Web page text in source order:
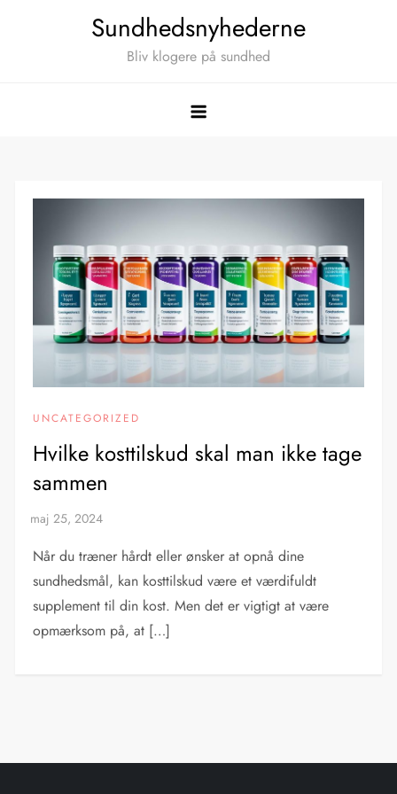
Sundhedsnyhederne
Bliv klogere på sundhed
UNCATEGORIZED
Hvilke kosttilskud skal man ikke tage
sammen
Når du træner hårdt eller ønsker at opnå dine
sundhedsmål, kan kosttilskud være et værdifuldt
supplement til din kost. Men det er vigtigt at være
opmærksom på, at […]